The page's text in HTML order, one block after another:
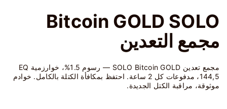
Bitcoin GOLD SOLO
مجمع التعدين
مجمع تعدين SOLO Bitcoin GOLD — رسوم 1.5%، خوارزمية EQ
144,5، مدفوعات كل 2 ساعة. احتفظ بمكافأة الكتلة بالكامل. خوادم
موثوقة، مراقبة الكتل الجديدة.